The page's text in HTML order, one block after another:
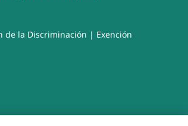
de la Discriminación | Exención